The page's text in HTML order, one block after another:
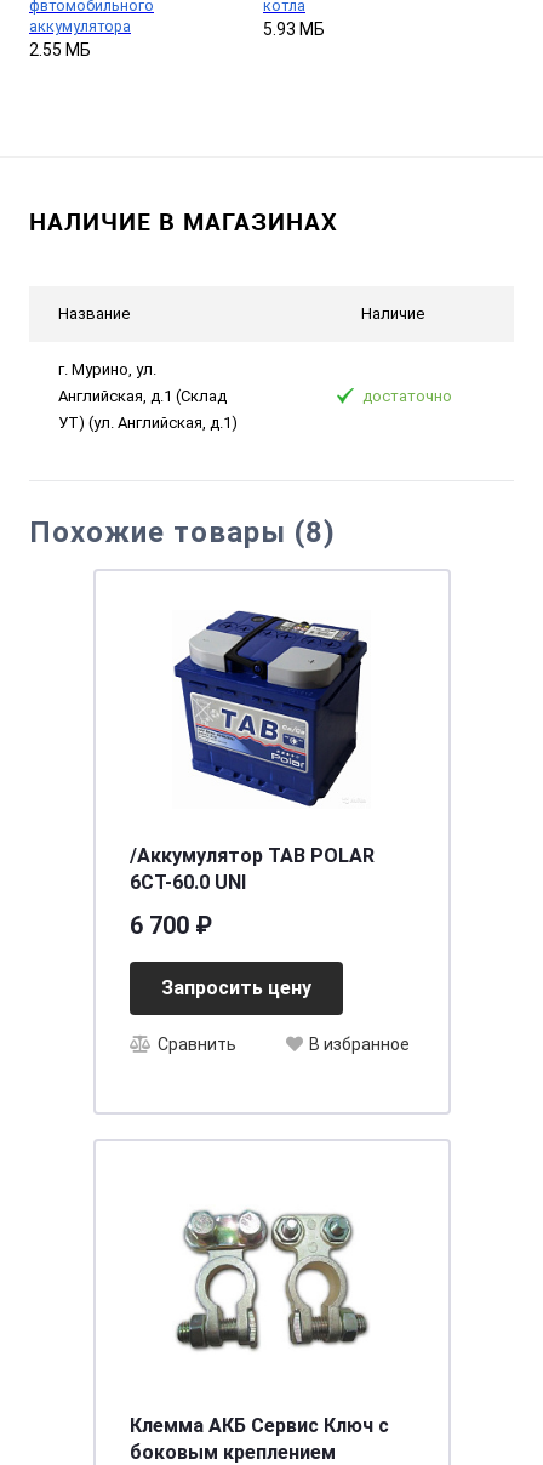
фвтомобильного
аккумулятора
2.55 МБ
котла
5.93 МБ
НАЛИЧИЕ В МАГАЗИНАХ
Название Наличие
г. Мурино, ул.
Английская, д.1 (Склад
УТ) (ул. Английская, д.1)
достаточно
Похожие товары (8)
/Аккумулятор TAB POLAR
6СТ-60.0 UNI
6 700 ₽
Запросить цену
Сравнить В избранное
Клемма АКБ Сервис Ключ с
боковым креплением